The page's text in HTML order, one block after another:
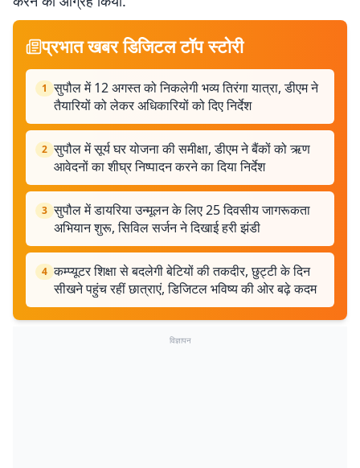
प्रभात खबर डिजिटल टॉप स्टोरी
1 सुपौल में 12 अगस्त को निकलेगी भव्य तिरंगा यात्रा, डीएम ने
तैयारियों को लेकर अधिकारियों को दिए निर्देश
2 सुपौल में सूर्य घर योजना की समीक्षा, डीएम ने बैंकों को ऋण
आवेदनों का शीघ्र निष्पादन करने का दिया निर्देश
3 सुपौल में डायरिया उन्मूलन के लिए 25 दिवसीय जागरूकता
अभियान शुरू, सिविल सर्जन ने दिखाई हरी झंडी
4 कम्प्यूटर शिक्षा से बदलेगी बेटियों की तकदीर, छुट्टी के दिन
सीखने पहुंच रहीं छात्राएं, डिजिटल भविष्य की ओर बढ़े कदम
विज्ञापन